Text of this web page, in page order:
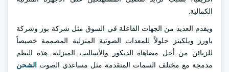
الكمالية.
ويقدم العديد من الجهات الفاعلة في السوق مثل شركة بوز وشركة
باورز ويلكينز حلولاً للمعدات الصوتية المنزلية المصممة خصيصاً
للزبائن من أجل مضاهاة الديكور والأساليب المنزلية. هذه النظم
مدمجة مع مختلف السمات المتقدمة مثل مساعدي الصوت الشحن